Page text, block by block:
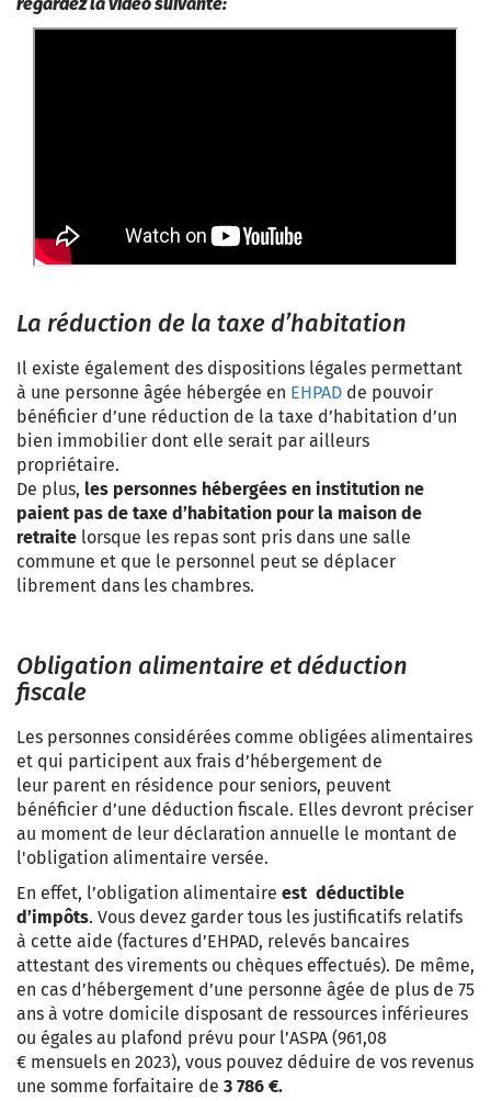
La réduction de la taxe d’habitation
Il existe également des dispositions légales permettant
à une personne âgée hébergée en EHPAD de pouvoir
bénéficier d’une réduction de la taxe d’habitation d’un
bien immobilier dont elle serait par ailleurs
propriétaire.
De plus, les personnes hébergées en institution ne
paient pas de taxe d’habitation pour la maison de
retraite lorsque les repas sont pris dans une salle
commune et que le personnel peut se déplacer
librement dans les chambres.
Obligation alimentaire et déduction
fiscale
Les personnes considérées comme obligées alimentaires
et qui participent aux frais d’hébergement de
leur parent en résidence pour seniors, peuvent
bénéficier d’une déduction fiscale. Elles devront préciser
au moment de leur déclaration annuelle le montant de
l'obligation alimentaire versée.
En effet, l’obligation alimentaire est déductible
d’impôts. Vous devez garder tous les justificatifs relatifs
à cette aide (factures d’EHPAD, relevés bancaires
attestant des virements ou chèques effectués). De même,
en cas d’hébergement d’une personne âgée de plus de 75
ans à votre domicile disposant de ressources inférieures
ou égales au plafond prévu pour l’ASPA (961,08
€ mensuels en 2023), vous pouvez déduire de vos revenus
une somme forfaitaire de 3 786 €.